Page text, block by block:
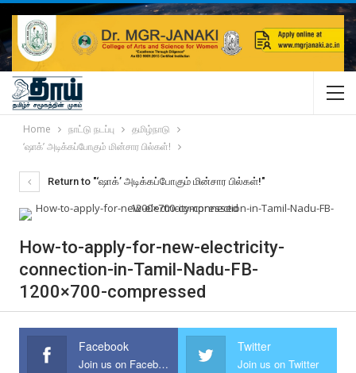
Home நாட்டு நடப்பு
தமிழ்நாடு
‘ஷாக்’ அடிக்கப்போகும் மின்சார பில்கள்!
Return to "‘ஷாக்’ அடிக்கப்போகும் மின்சார பில்கள்!"
How-to-apply-for-new-electricity-
connection-in-Tamil-Nadu-FB-
1200×700-compressed
Facebook
Join us on Facebook
Twitter
Join us on Twitter